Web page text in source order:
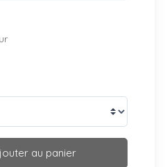
au panier